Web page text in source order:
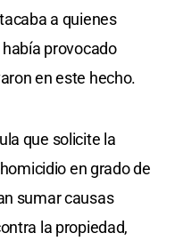
a quienes
provocado
en este hecho.
que solicite la
en grado de
sumar causas
la propiedad,